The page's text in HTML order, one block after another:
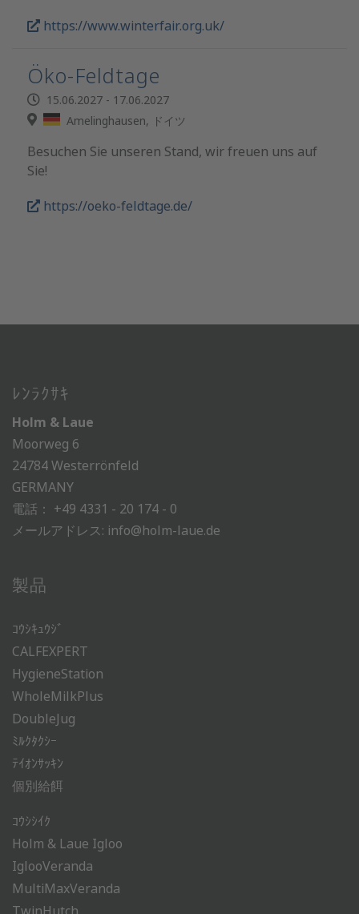
https://www.winterfair.org.uk/
Öko-Feldtage
15.06.2027 - 17.06.2027
Amelinghausen, ドイツ
Besuchen Sie unseren Stand, wir freuen uns auf
Sie!
https://oeko-feldtage.de/
ﾚﾝﾗｸｻｷ
Holm & Laue
Moorweg 6
24784 Westerrönfeld
GERMANY
電話： +49 4331 - 20 174 - 0
メールアドレス: info@holm-laue.de
製品
ｺｳｼｷｭｳｼﾞ
CALFEXPERT
HygieneStation
WholeMilkPlus
DoubleJug
ﾐﾙｸﾀｸｼｰ
ﾃｲｵﾝｻｯｷﾝ
個別給餌
ｺｳｼｼｲｸ
Holm & Laue Igloo
IglooVeranda
MultiMaxVeranda